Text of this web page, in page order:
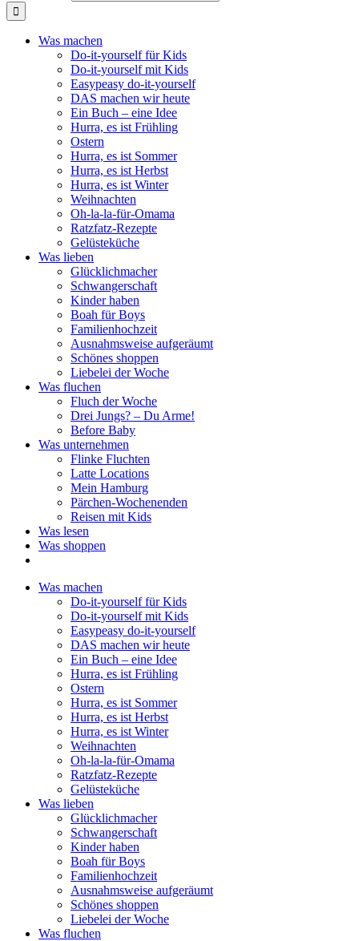
Was machen
Do-it-yourself für Kids
Do-it-yourself mit Kids
Easypeasy do-it-yourself
DAS machen wir heute
Ein Buch – eine Idee
Hurra, es ist Frühling
Ostern
Hurra, es ist Sommer
Hurra, es ist Herbst
Hurra, es ist Winter
Weihnachten
Oh-la-la-für-Omama
Ratzfatz-Rezepte
Gelüsteküche
Was lieben
Glücklichmacher
Schwangerschaft
Kinder haben
Boah für Boys
Familienhochzeit
Ausnahmsweise aufgeräumt
Schönes shoppen
Liebelei der Woche
Was fluchen
Fluch der Woche
Drei Jungs? – Du Arme!
Before Baby
Was unternehmen
Flinke Fluchten
Latte Locations
Mein Hamburg
Pärchen-Wochenenden
Reisen mit Kids
Was lesen
Was shoppen
Was machen
Do-it-yourself für Kids
Do-it-yourself mit Kids
Easypeasy do-it-yourself
DAS machen wir heute
Ein Buch – eine Idee
Hurra, es ist Frühling
Ostern
Hurra, es ist Sommer
Hurra, es ist Herbst
Hurra, es ist Winter
Weihnachten
Oh-la-la-für-Omama
Ratzfatz-Rezepte
Gelüsteküche
Was lieben
Glücklichmacher
Schwangerschaft
Kinder haben
Boah für Boys
Familienhochzeit
Ausnahmsweise aufgeräumt
Schönes shoppen
Liebelei der Woche
Was fluchen